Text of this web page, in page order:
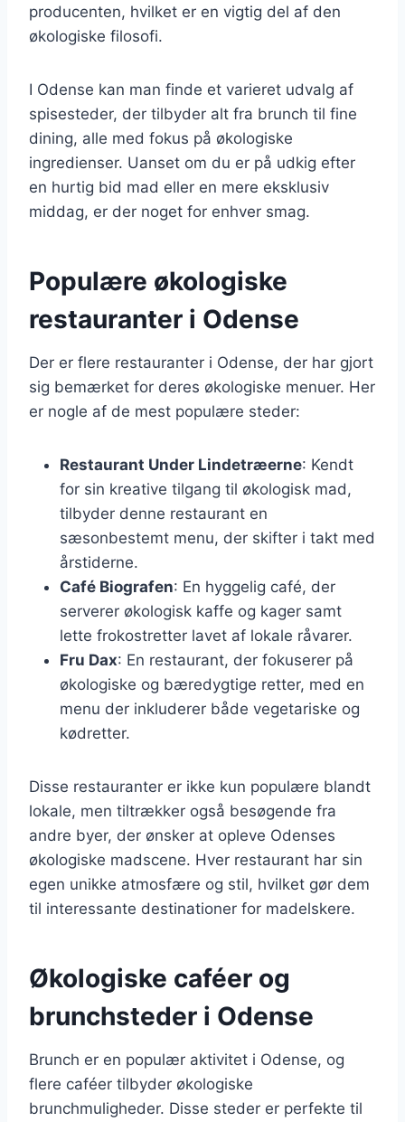
producenten, hvilket er en vigtig del af den
økologiske filosofi.
I Odense kan man finde et varieret udvalg af
spisesteder, der tilbyder alt fra brunch til fine
dining, alle med fokus på økologiske
ingredienser. Uanset om du er på udkig efter
en hurtig bid mad eller en mere eksklusiv
middag, er der noget for enhver smag.
Populære økologiske
restauranter i Odense
Der er flere restauranter i Odense, der har gjort
sig bemærket for deres økologiske menuer. Her
er nogle af de mest populære steder:
Restaurant Under Lindetræerne: Kendt
for sin kreative tilgang til økologisk mad,
tilbyder denne restaurant en
sæsonbestemt menu, der skifter i takt med
årstiderne.
Café Biografen: En hyggelig café, der
serverer økologisk kaffe og kager samt
lette frokostretter lavet af lokale råvarer.
Fru Dax: En restaurant, der fokuserer på
økologiske og bæredygtige retter, med en
menu der inkluderer både vegetariske og
kødretter.
Disse restauranter er ikke kun populære blandt
lokale, men tiltrækker også besøgende fra
andre byer, der ønsker at opleve Odenses
økologiske madscene. Hver restaurant har sin
egen unikke atmosfære og stil, hvilket gør dem
til interessante destinationer for madelskere.
Økologiske caféer og
brunchsteder i Odense
Brunch er en populær aktivitet i Odense, og
flere caféer tilbyder økologiske
brunchmuligheder. Disse steder er perfekte til